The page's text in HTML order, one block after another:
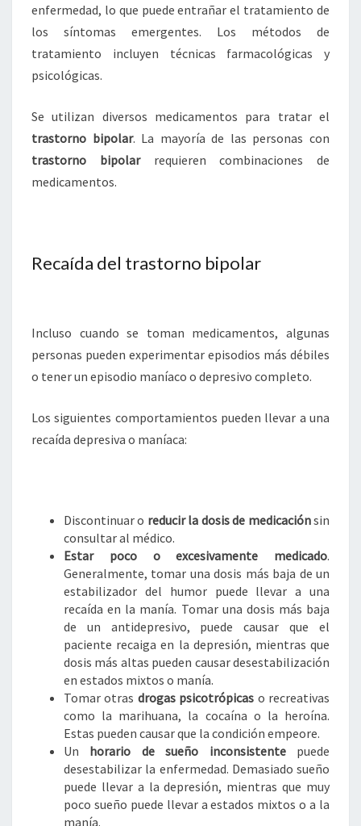
enfermedad, lo que puede entrañar el tratamiento de
los síntomas emergentes. Los métodos de
tratamiento incluyen técnicas farmacológicas y
psicológicas.
Se utilizan diversos medicamentos para tratar el
trastorno bipolar. La mayoría de las personas con
trastorno bipolarrequieren combinaciones de
medicamentos.
Recaída del trastorno bipolar
Incluso cuando se toman medicamentos, algunas
personas pueden experimentar episodios más débiles
o tener un episodio maníaco o depresivo completo.
Los siguientes comportamientos pueden llevar a una
recaída depresiva o maníaca:
Discontinuar o reducir la dosis de medicaciónsin
consultar al médico.
Estar poco o excesivamente medicado.
Generalmente, tomar una dosis más baja de un
estabilizador del humor puede llevar a una
recaída en la manía. Tomar una dosis más baja
de un antidepresivo, puede causar que el
paciente recaiga en la depresión, mientras que
dosis más altas pueden causar desestabilización
en estados mixtos o manía.
Tomar otras drogas psicotrópicas o recreativas
como la marihuana, la cocaína o la heroína.
Estas pueden causar que la condición empeore.
Un horario de sueño inconsistentepuede
desestabilizar la enfermedad. Demasiado sueño
puede llevar a la depresión, mientras que muy
poco sueño puede llevar a estados mixtos o a la
manía.